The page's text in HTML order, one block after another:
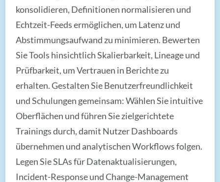
konsolidieren, Definitionen normalisieren und
Echtzeit-Feeds ermöglichen, um Latenz und
Abstimmungsaufwand zu minimieren. Bewerten
Sie Tools hinsichtlich Skalierbarkeit, Lineage und
Prüfbarkeit, um Vertrauen in Berichte zu
erhalten. Gestalten Sie Benutzerfreundlichkeit
und Schulungen gemeinsam: Wählen Sie intuitive
Oberflächen und führen Sie zielgerichtete
Trainings durch, damit Nutzer Dashboards
übernehmen und analytischen Workflows folgen.
Legen Sie SLAs für Datenaktualisierungen,
Incident-Response und Change-Management